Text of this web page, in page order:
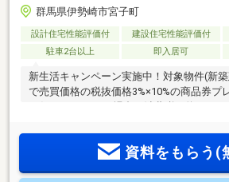
群馬県伊勢崎市宮子町
設計住宅性能評価付 建設住宅性能評価付
駐車2台以上
即入居可
新生活キャンペーン実施中！対象物件(新
で売買価格の税抜価格3%×10%の商品券プ
小学校・宮郷中学校■人造大理石カウンタ
ン：高いデザイン性と耐久性を兼ね備え、
資料をもらう(